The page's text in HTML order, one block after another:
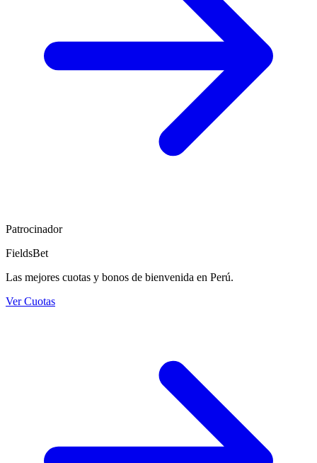
Patrocinador
FieldsBet
Las mejores cuotas y bonos de bienvenida en Perú.
Ver Cuotas